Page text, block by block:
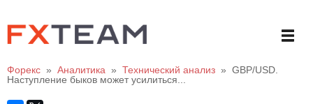
Форекс » Аналитика » Технический анализ » GBP/USD.
Наступление быков может усилиться...